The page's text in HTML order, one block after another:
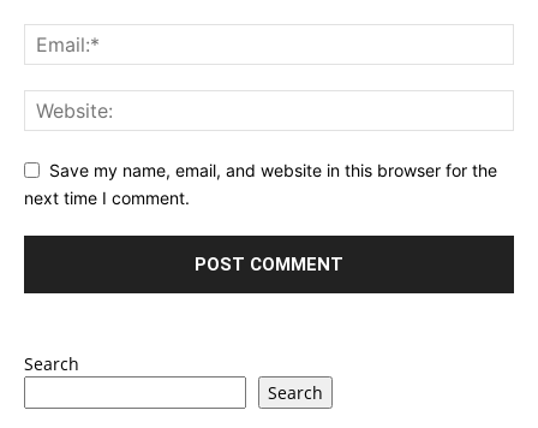
Save my name, email, and website in this browser for the
next time I comment.
Search
Search